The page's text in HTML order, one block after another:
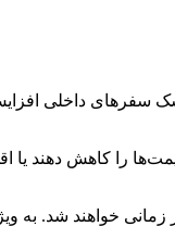
سفرهای داخلی
را کاهش دهند یا
خواهند شد. به